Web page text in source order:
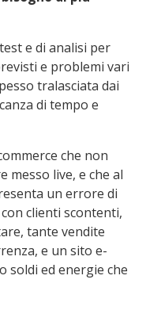
e di analisi per
e problemi vari
tralasciata dai
di tempo e
che non
messo live, e che al
un errore di
clienti scontenti,
tante vendite
e un sito e-
soldi ed energie che